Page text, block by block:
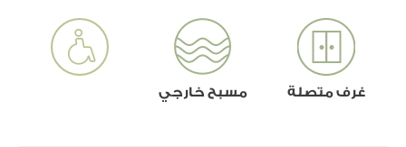
غرف متصلة مسبح خارجي